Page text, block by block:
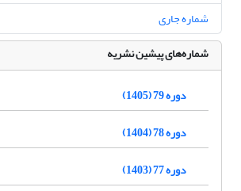
شماره جاری
شماره‌های پیشین نشریه
دوره 79 (1405)
دوره 78 (1404)
دوره 77 (1403)